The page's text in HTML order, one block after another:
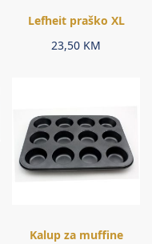
Lefheit praško XL
23,50 KM
Kalup za muffine